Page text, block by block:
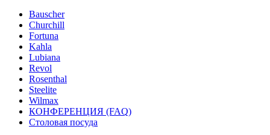
Bauscher
Churchill
Fortuna
Kahla
Lubiana
Revol
Rosenthal
Steelite
Wilmax
КОНФЕРЕНЦИЯ (FAQ)
Столовая посуда